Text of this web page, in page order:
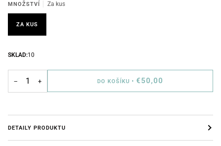
MNOŽSTVÍ Za kus
ZA KUS
SKLAD:10
− + DO KOŠÍKU• €50,00
DETAILY PRODUKTU